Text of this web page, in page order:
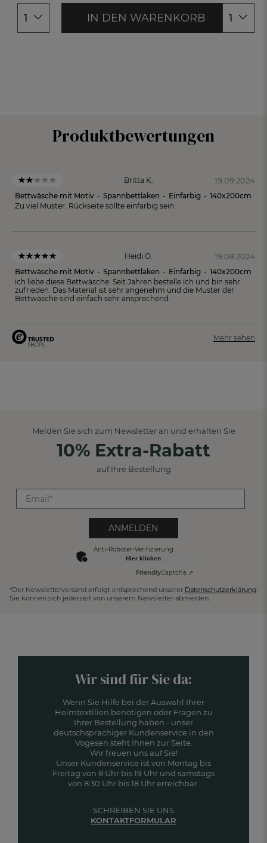
1 IN DEN WARENKORB 1
Produktbewertungen
Britta K. 19.09.2024
Bettwäsche mit Motiv - Spannbettlaken - Einfarbig - 140x200cm
Zu viel Muster. Rückseite sollte einfarbig sein.
Heidi O. 19.08.2024
Bettwäsche mit Motiv - Spannbettlaken - Einfarbig - 140x200cm
ich liebe diese Bettwäsche. Seit Jahren bestelle ich und bin sehr
zufrieden. Das Material ist sehr angenehm und die Muster der
Bettwäsche sind einfach sehr ansprechend.
Mehr sehen
Melden Sie sich zum Newsletter an und erhalten Sie
10% Extra-Rabatt
auf Ihre Bestellung
ANMELDEN
Anti-Roboter-Verifizierung
Hier klicken
FriendlyCaptcha ⇗
*Der Newsletterversand erfolgt entsprechend unserer Datenschutzerklärung.
Sie können sich jederzeit von unserem Newsletter abmelden.
Wir sind für Sie da:
Wenn Sie Hilfe bei der Auswahl Ihrer
Heimtextilien benötigen oder Fragen zu
Ihrer Bestellung haben - unser
deutschsprachiger Kundenservice in den
Vogesen steht Ihnen zur Seite.
Wir freuen uns auf Sie!
Unser Kundenservice ist von Montag bis
Freitag von 8 Uhr bis 19 Uhr und samstags
von 8:30 Uhr bis 18 Uhr erreichbar.
SCHREIBEN SIE UNS
KONTAKTFORMULAR